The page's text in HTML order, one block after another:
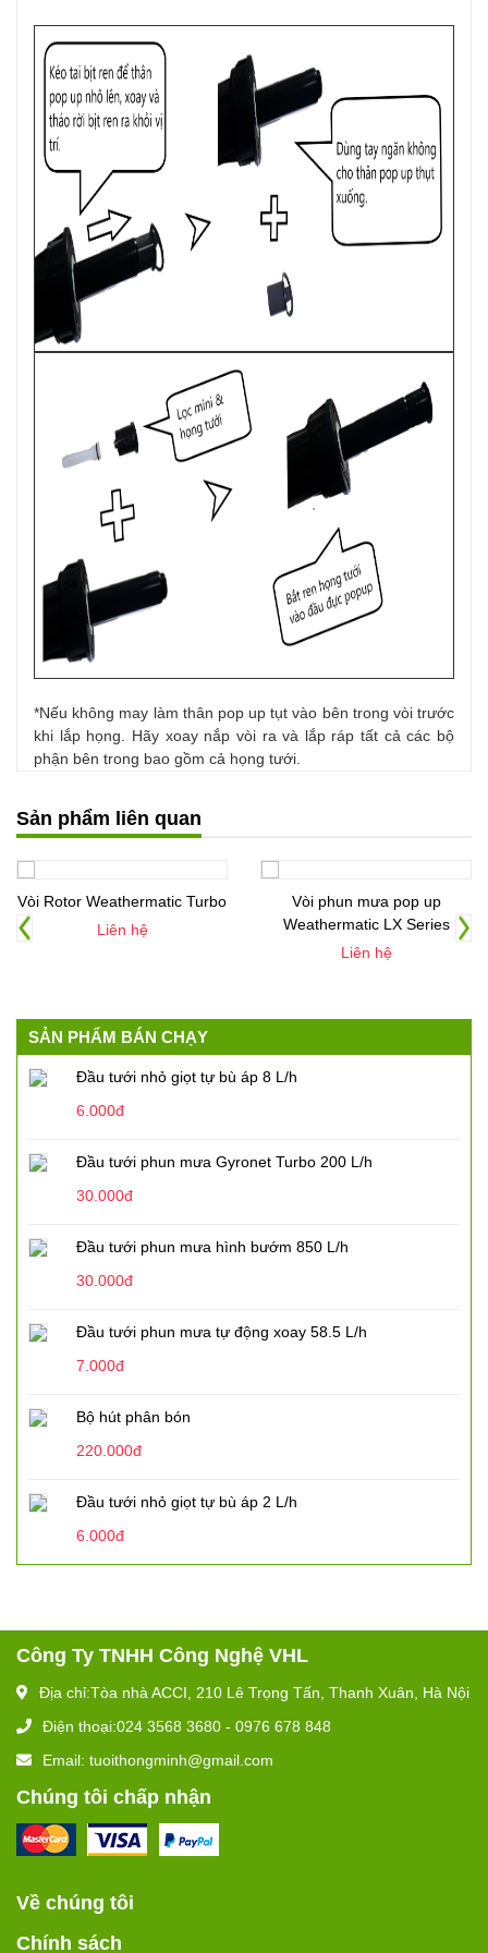
SẢN PHẨM BÁN CHẠY
Đầu tưới nhỏ giọt tự bù áp 8 L/h
6.000đ
Đầu tưới phun mưa Gyronet Turbo 200 L/h
30.000đ
Đầu tưới phun mưa hình bướm 850 L/h
30.000đ
Đầu tưới phun mưa tự động xoay 58.5 L/h
7.000đ
Bộ hút phân bón
220.000đ
Đầu tưới nhỏ giọt tự bù áp 2 L/h
6.000đ
*Nếu không may làm thân pop up tụt vào bên trong vòi trước
khi lắp họng. Hãy xoay nắp vòi ra và lắp ráp tất cả các bộ
phận bên trong bao gồm cả họng tưới.
Sản phẩm liên quan
Vòi Rotor Weathermatic Turbo
Liên hệ
Vòi phun mưa pop up
Weathermatic LX Series
Liên hệ
Công Ty TNHH Công Nghệ VHL
Địa chỉ:Tòa nhà ACCI, 210 Lê Trọng Tấn, Thanh Xuân, Hà Nội
Điện thoại:024 3568 3680 - 0976 678 848
Email: tuoithongminh@gmail.com
Chúng tôi chấp nhận
Về chúng tôi
Chính sách